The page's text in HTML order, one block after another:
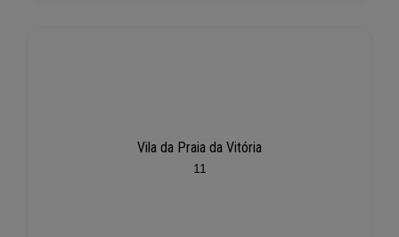
Vila da Praia da Vitória
11